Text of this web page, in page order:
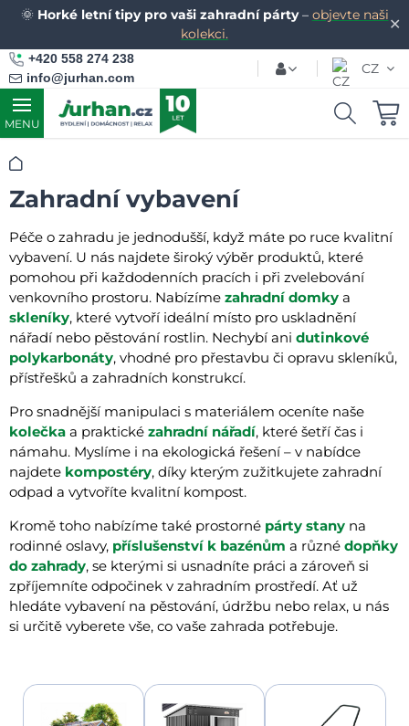
✕
🌞 Horké letní tipy pro vaši zahradní párty– objevte naši
kolekci.
+420 558 274 238
info@jurhan.com
CZ
MENU
Úvod
Zahradní vybavení
Péče o zahradu je jednodušší, když máte po ruce kvalitní
vybavení. U nás najdete široký výběr produktů, které
pomohou při každodenních pracích i při zvelebování
venkovního prostoru. Nabízíme zahradní domky a
skleníky, které vytvoří ideální místo pro uskladnění
nářadí nebo pěstování rostlin. Nechybí ani dutinkové
polykarbonáty, vhodné pro přestavbu či opravu skleníků,
přístřešků a zahradních konstrukcí.
Pro snadnější manipulaci s materiálem oceníte naše
kolečka a praktické zahradní nářadí, které šetří čas i
námahu. Myslíme i na ekologická řešení – v nabídce
najdete kompostéry, díky kterým zužitkujete zahradní
odpad a vytvoříte kvalitní kompost.
Kromě toho nabízíme také prostorné párty stany na
rodinné oslavy, příslušenství k bazénům a různé dopňky
do zahrady, se kterými si usnadníte práci a zároveň si
zpříjemníte odpočinek v zahradním prostředí. Ať už
hledáte vybavení na pěstování, údržbu nebo relax, u nás
si určitě vyberete vše, co vaše zahrada potřebuje.